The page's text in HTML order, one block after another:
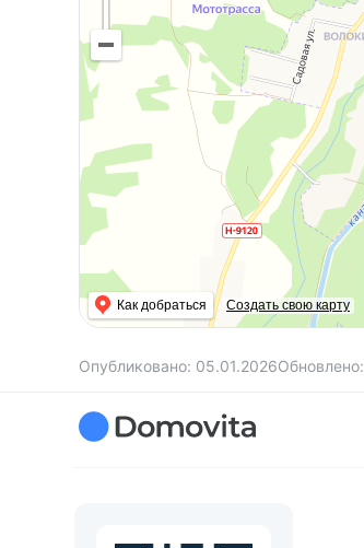
Как добраться Создать свою карту
Опубликовано: 05.01.2026Обновлено: